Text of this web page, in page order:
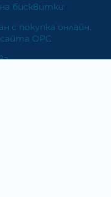
бисквитки
с покупка онлайн,
ОРС